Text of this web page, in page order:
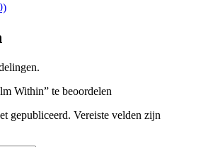
Within” te beoordelen
gepubliceerd. Vereiste velden zijn